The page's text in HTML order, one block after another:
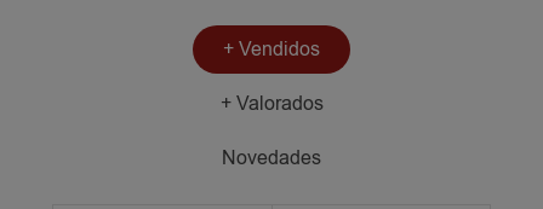
+ Vendidos
+ Valorados
Novedades